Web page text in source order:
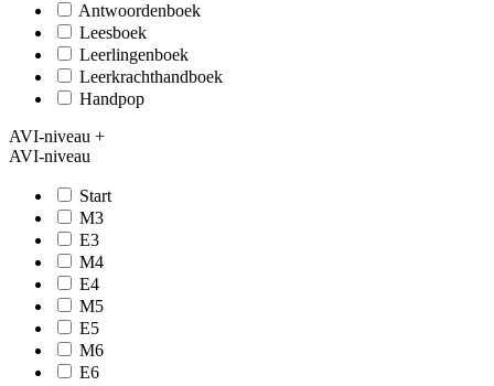
Antwoordenboek
Leesboek
Leerlingenboek
Leerkrachthandboek
Handpop
AVI-niveau +
AVI-niveau
Start
M3
E3
M4
E4
M5
E5
M6
E6